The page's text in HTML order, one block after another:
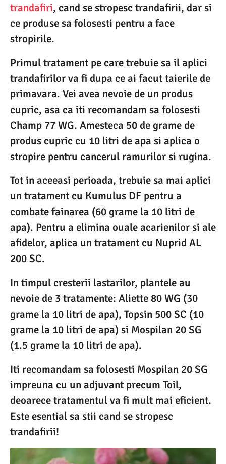
trandafiri, cand se stropesc trandafirii, dar si
ce produse sa folosesti pentru a face
stropirile.
Primul tratament pe care trebuie sa il aplici
trandafirilor va fi dupa ce ai facut taierile de
primavara. Vei avea nevoie de un produs
cupric, asa ca iti recomandam sa folosesti
Champ 77 WG. Amesteca 50 de grame de
produs cupric cu 10 litri de apa si aplica o
stropire pentru cancerul ramurilor si rugina.
Tot in aceeasi perioada, trebuie sa mai aplici
un tratament cu Kumulus DF pentru a
combate fainarea (60 grame la 10 litri de
apa). Pentru a elimina ouale acarienilor si ale
afidelor, aplica un tratament cu Nuprid AL
200 SC.
In timpul cresterii lastarilor, plantele au
nevoie de 3 tratamente: Aliette 80 WG (30
grame la 10 litri de apa), Topsin 500 SC (10
grame la 10 litri de apa) si Mospilan 20 SG
(1.5 grame la 10 litri de apa).
Iti recomandam sa folosesti Mospilan 20 SG
impreuna cu un adjuvant precum Toil,
deoarece tratamentul va fi mult mai eficient.
Este esential sa stii cand se stropesc
trandafirii!